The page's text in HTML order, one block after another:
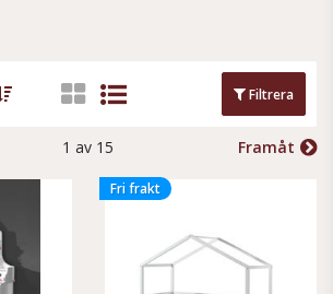
Filtrera
1 av 15 Framåt
Fri frakt